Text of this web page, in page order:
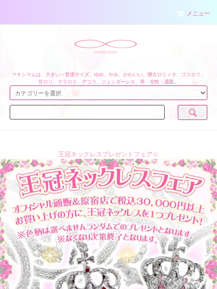
メニュー
マキシマムは、大きい～普通サイズ、ゆめ、やみ、かわいい、懐古ロリィタ、ゴスロリ、
甘ロリ、クラロリ、デコラ、ジェンダーレス、男・女性・通販。
王冠ネックレスプレゼントフェア☆